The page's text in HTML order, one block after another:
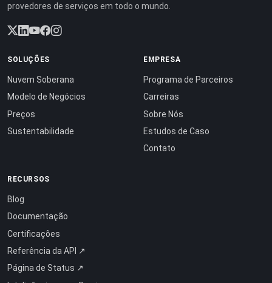
provedores de serviços em todo o mundo.
SOLUÇÕES
Nuvem Soberana
Modelo de Negócios
Preços
Sustentabilidade
EMPRESA
Programa de Parceiros
Carreiras
Sobre Nós
Estudos de Caso
Contato
RECURSOS
Blog
Documentação
Certificações
Referência da API ↗
Página de Status ↗